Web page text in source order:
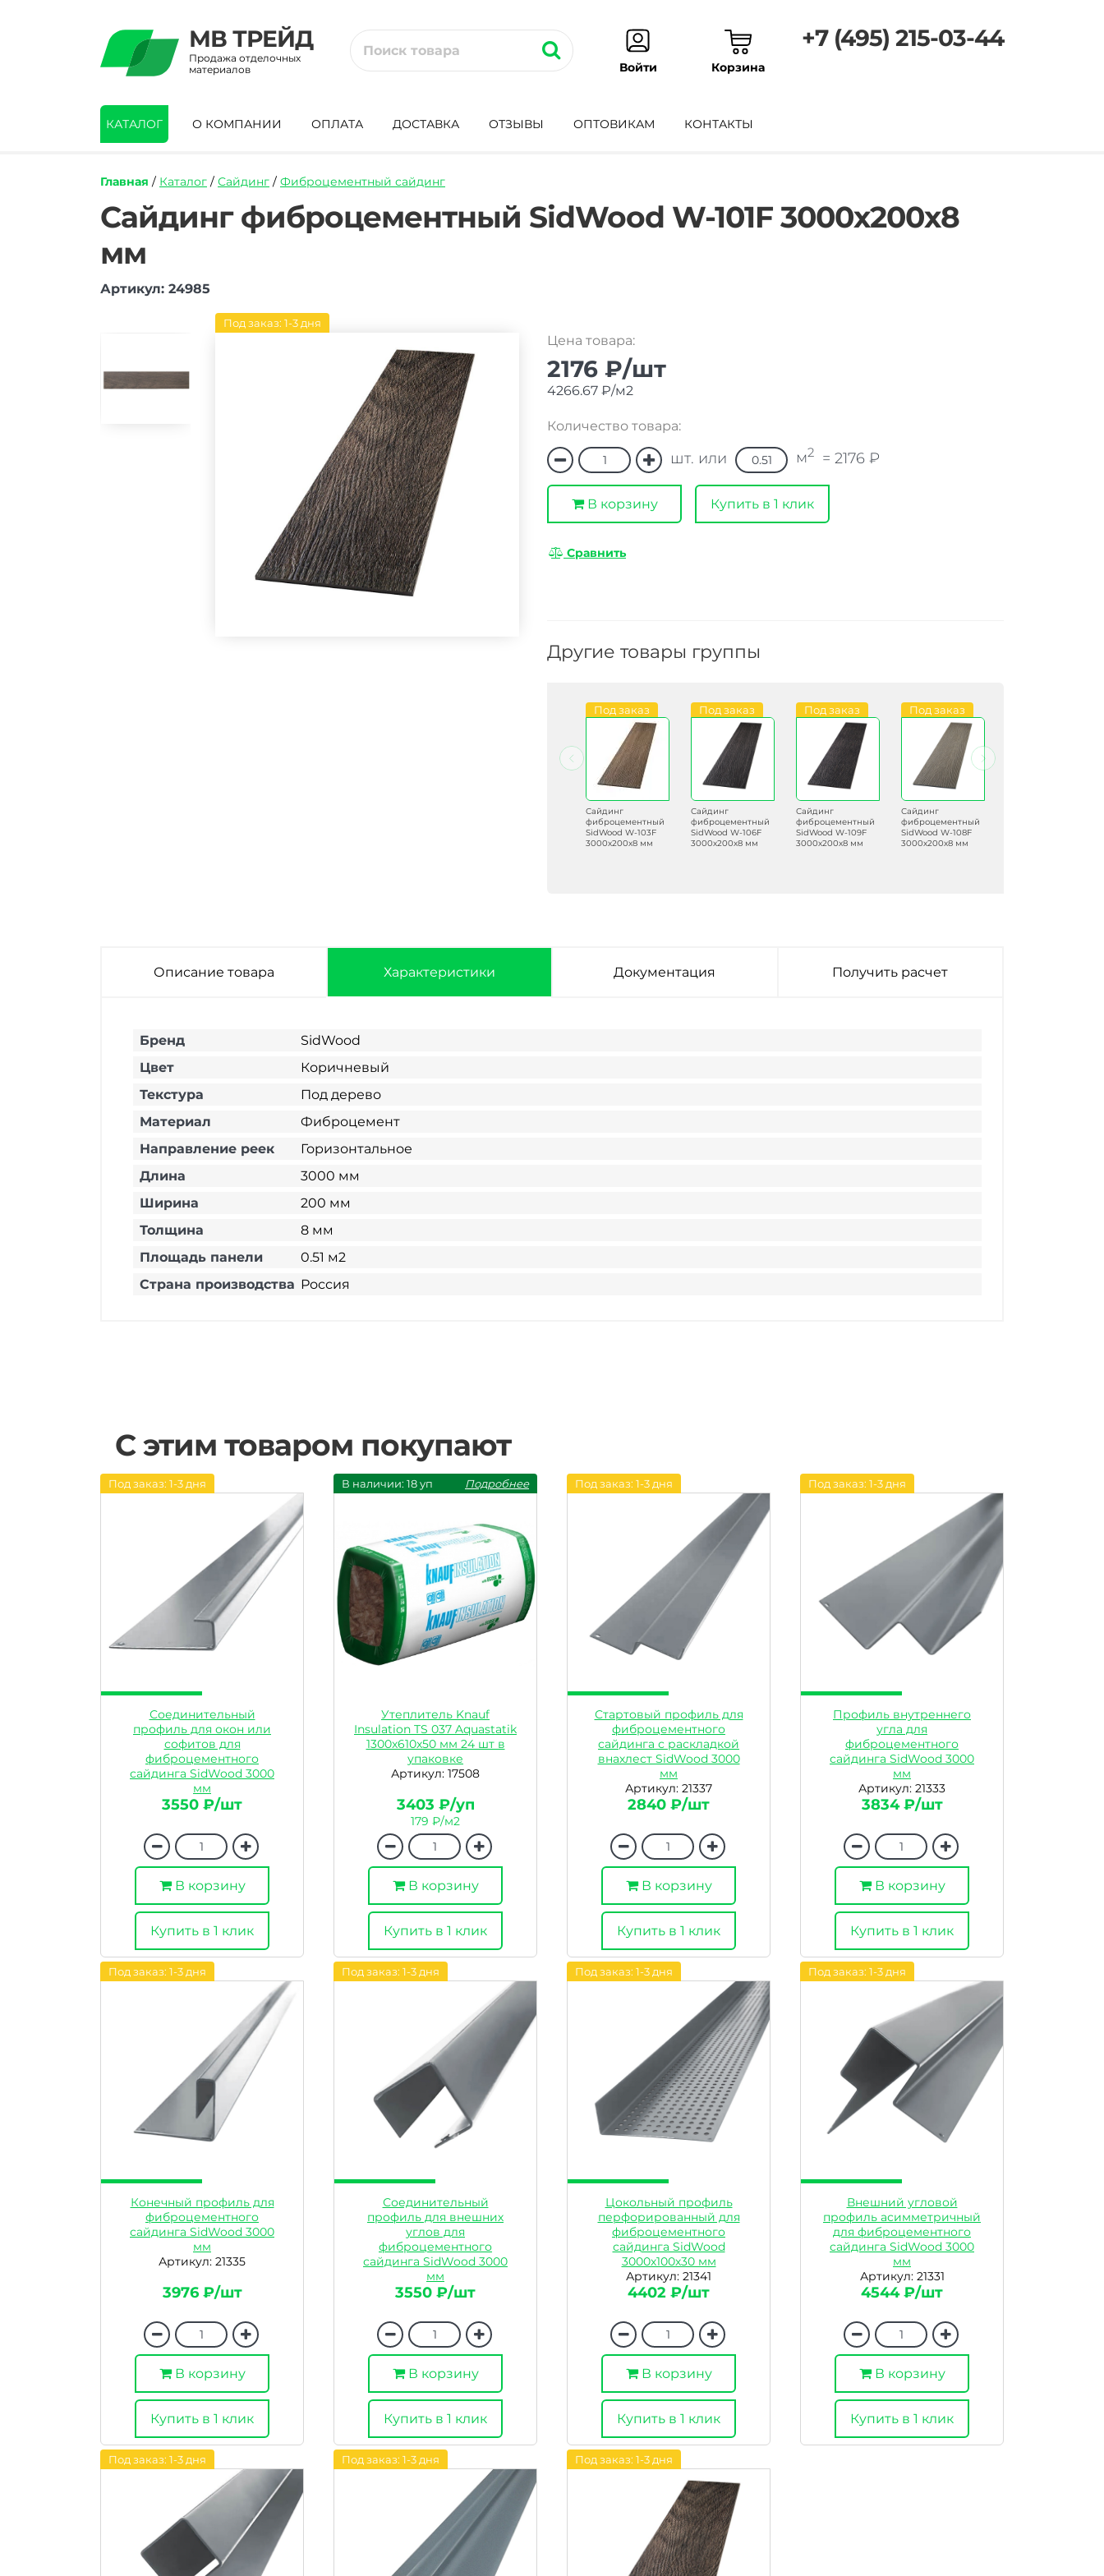
МВ ТРЕЙД
Продажа отделочных
материалов
Войти Корзина
+7 (495) 215-03-44
КАТАЛОГ О КОМПАНИИ ОПЛАТА ДОСТАВКА ОТЗЫВЫ ОПТОВИКАМ КОНТАКТЫ
Главная / Каталог / Сайдинг / Фиброцементный сайдинг
https://mvtrade.ru/images/id/normal/sajding-
fibroczementnyj-
w-
101f-
3000kh200kh8-
mm.jpg
Сайдинг фиброцементный SidWood W-101F 3000х200х8
мм
Артикул: 24985
Под заказ: 1-3 дня
Цена товара:
2176 ₽/шт
4266.67 ₽/м2
Количество товара:
шт. или м2 = 2176 ₽
В корзину Купить в 1 клик
Сравнить
Другие товары группы
Под заказ
Сайдинг
фиброцементный
SidWood W-103F
3000х200х8 мм
Под заказ
Сайдинг
фиброцементный
SidWood W-106F
3000х200х8 мм
Под заказ
Сайдинг
фиброцементный
SidWood W-109F
3000х200х8 мм
Под заказ
Сайдинг
фиброцементный
SidWood W-108F
3000х200х8 мм
Описание товара Характеристики Документация Получить расчет
Бренд
SidWood
Цвет
Коричневый
Текстура
Под дерево
Материал
Фиброцемент
Направление реек
Горизонтальное
Длина
3000 мм
Ширина
200 мм
Толщина
8 мм
Площадь панели
0.51 м2
Страна производства Россия
С этим товаром покупают
Под заказ: 1-3 дня
Соединительный
профиль для окон или
софитов для
фиброцементного
сайдинга SidWood 3000
мм
Артикул: 21334
3550 ₽/шт
В корзину
Купить в 1 клик
В наличии: 18 уп Подробнее
Утеплитель Knauf
Insulation TS 037 Aquastatik
1300x610x50 мм 24 шт в
упаковке
Артикул: 17508
3403 ₽/уп
179 ₽/м2
В корзину
Купить в 1 клик
Под заказ: 1-3 дня
Стартовый профиль для
фиброцементного
сайдинга с раскладкой
внахлест SidWood 3000
мм
Артикул: 21337
2840 ₽/шт
В корзину
Купить в 1 клик
Под заказ: 1-3 дня
Профиль внутреннего
угла для
фиброцементного
сайдинга SidWood 3000
мм
Артикул: 21333
3834 ₽/шт
В корзину
Купить в 1 клик
Под заказ: 1-3 дня
Конечный профиль для
фиброцементного
сайдинга SidWood 3000
мм
Артикул: 21335
3976 ₽/шт
В корзину
Купить в 1 клик
Под заказ: 1-3 дня
Соединительный
профиль для внешних
углов для
фиброцементного
сайдинга SidWood 3000
мм
Артикул: 21332
3550 ₽/шт
В корзину
Купить в 1 клик
Под заказ: 1-3 дня
Цокольный профиль
перфорированный для
фиброцементного
сайдинга SidWood
3000х100х30 мм
Артикул: 21341
4402 ₽/шт
В корзину
Купить в 1 клик
Под заказ: 1-3 дня
Внешний угловой
профиль асимметричный
для фиброцементного
сайдинга SidWood 3000
мм
Артикул: 21331
4544 ₽/шт
В корзину
Купить в 1 клик
Под заказ: 1-3 дня Под заказ: 1-3 дня Под заказ: 1-3 дня